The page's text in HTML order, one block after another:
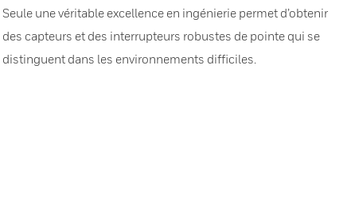
Seule une véritable excellence en ingénierie permet d’obtenir
des capteurs et des interrupteurs robustes de pointe qui se
distinguent dans les environnements difficiles.